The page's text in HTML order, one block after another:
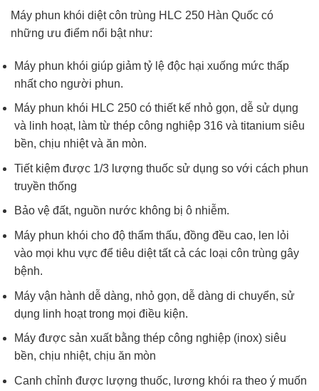
Máy phun khói diệt côn trùng HLC 250 Hàn Quốc có
những ưu điểm nổi bật như:
Máy phun khói giúp giảm tỷ lệ độc hại xuống mức thấp
nhất cho người phun.
Máy phun khói HLC 250 có thiết kế nhỏ gọn, dễ sử dụng
và linh hoạt, làm từ thép công nghiệp 316 và titanium siêu
bền, chịu nhiệt và ăn mòn.
Tiết kiệm được 1/3 lượng thuốc sử dụng so với cách phun
truyền thống
Bảo vệ đất, nguồn nước không bị ô nhiễm.
Máy phun khói cho độ thẩm thấu, đồng đều cao, len lỏi
vào mọi khu vực để tiêu diệt tất cả các loại côn trùng gây
bệnh.
Máy vận hành dễ dàng, nhỏ gọn, dễ dàng di chuyển, sử
dụng linh hoạt trong mọi điều kiện.
Máy được sản xuất bằng thép công nghiệp (inox) siêu
bền, chịu nhiệt, chịu ăn mòn
Canh chỉnh được lượng thuốc, lương khói ra theo ý muốn